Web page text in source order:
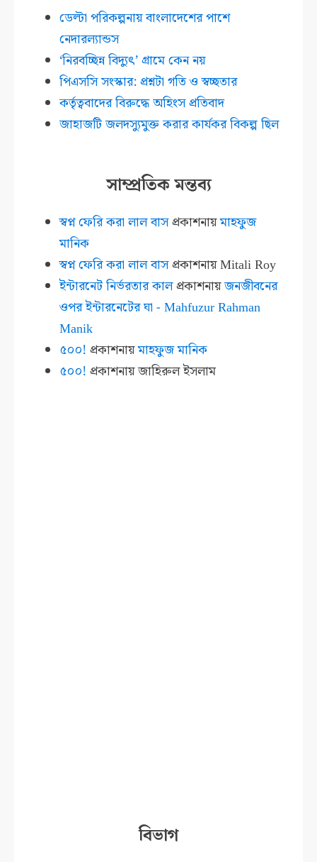
ডেল্টা পরিকল্পনায় বাংলাদেশের পাশে
নেদারল্যান্ডস
‘নিরবচ্ছিন্ন বিদ্যুৎ’ গ্রামে কেন নয়
পিএসসি সংস্কার: প্রশ্নটা গতি ও স্বচ্ছতার
কর্তৃত্ববাদের বিরুদ্ধে অহিংস প্রতিবাদ
জাহাজটি জলদস্যুমুক্ত করার কার্যকর বিকল্প ছিল
সাম্প্রতিক মন্তব্য
স্বপ্ন ফেরি করা লাল বাসপ্রকাশনায়মাহফুজ
মানিক
স্বপ্ন ফেরি করা লাল বাসপ্রকাশনায়Mitali Roy
ইন্টারনেট নির্ভরতার কালপ্রকাশনায়জনজীবনের
ওপর ইন্টারনেটের ঘা - Mahfuzur Rahman
Manik
৫০০! প্রকাশনায়মাহফুজ মানিক
৫০০! প্রকাশনায়জাহিরুল ইসলাম
বিভাগ